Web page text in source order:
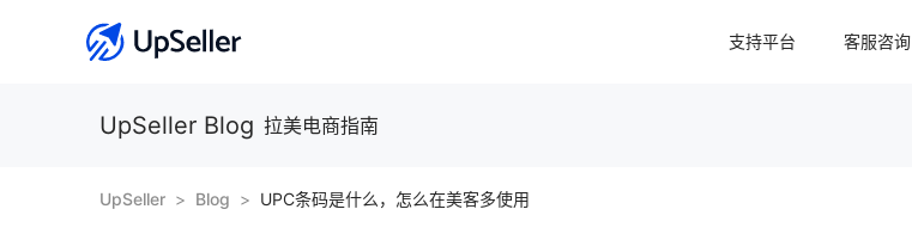
支持平台 客服咨询
UpSeller Blog 拉美电商指南
UpSeller Blog UPC条码是什么，怎么在美客多使用